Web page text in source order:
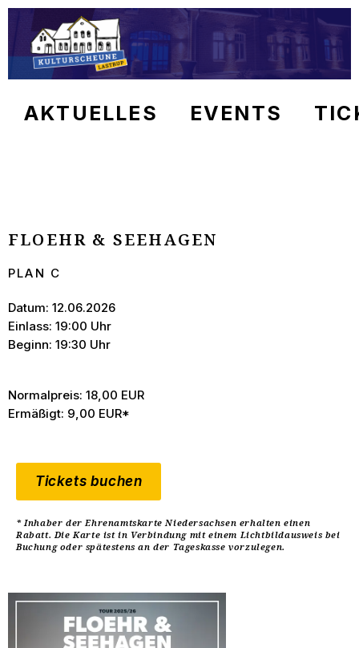
AKTUELLES EVENTS
FLOEHR & SEEHAGEN
PLAN C
Datum: 12.06.2026
Einlass: 19:00 Uhr
Beginn: 19:30 Uhr
Normalpreis: 18,00 EUR
Ermäßigt: 9,00 EUR*
Tickets buchen
* Inhaber der Ehrenamtskarte Niedersachsen erhalten einen
Rabatt. Die Karte ist in Verbindung mit einem Lichtbildausweis bei
Buchung oder spätestens an der Tageskasse vorzulegen.